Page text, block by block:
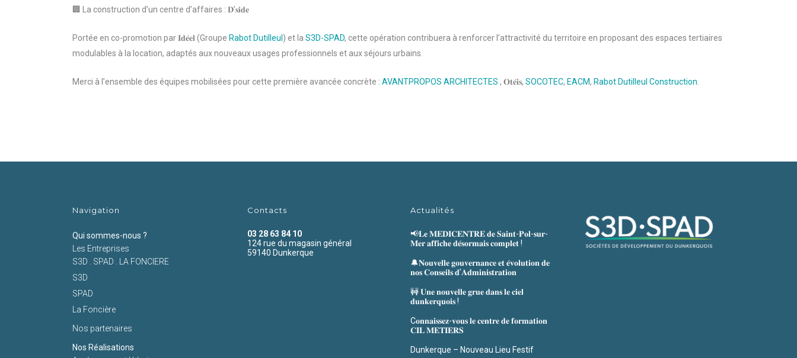
🏢 La construction d’un centre d’affaires : 𝐃’𝐬𝐢𝐝𝐞
Portée en co-promotion par 𝐈𝐝𝐞́𝐞𝐥 (Groupe Rabot Dutilleul ) et la S3D-SPAD, cette opération contribuera à renforcer l’attractivité du territoire en proposant des espaces tertiaires
modulables à la location, adaptés aux nouveaux usages professionnels et aux séjours urbains.
Merci à l’ensemble des équipes mobilisées pour cette première avancée concrète : AVANTPROPOS ARCHITECTES , 𝐎𝐭𝐞́𝐢𝐬, SOCOTEC, EACM, Rabot Dutilleul Construction.
Navigation
Qui sommes-nous ?
Les Entreprises
S3D . SPAD . LA FONCIERE
S3D
SPAD
La Foncière
Nos partenaires
Nos Réalisations
Contacts
03 28 63 84 10
124 rue du magasin général
59140 Dunkerque
Actualités
📢𝐋𝐞 𝐌𝐄𝐃𝐈𝐂𝐄𝐍𝐓𝐑𝐄 𝐝𝐞 𝐒𝐚𝐢𝐧𝐭-𝐏𝐨𝐥-𝐬𝐮𝐫-
𝐌𝐞𝐫 𝐚𝐟𝐟𝐢𝐜𝐡𝐞 𝐝𝐞́𝐬𝐨𝐫𝐦𝐚𝐢𝐬 𝐜𝐨𝐦𝐩𝐥𝐞𝐭 !
🔔𝐍𝐨𝐮𝐯𝐞𝐥𝐥𝐞 𝐠𝐨𝐮𝐯𝐞𝐫𝐧𝐚𝐧𝐜𝐞 𝐞𝐭 𝐞́𝐯𝐨𝐥𝐮𝐭𝐢𝐨𝐧 𝐝𝐞
𝐧𝐨𝐬 𝐂𝐨𝐧𝐬𝐞𝐢𝐥𝐬 𝐝’𝐀𝐝𝐦𝐢𝐧𝐢𝐬𝐭𝐫𝐚𝐭𝐢𝐨𝐧
🚧 𝐔𝐧𝐞 𝐧𝐨𝐮𝐯𝐞𝐥𝐥𝐞 𝐠𝐫𝐮𝐞 𝐝𝐚𝐧𝐬 𝐥𝐞 𝐜𝐢𝐞𝐥
𝐝𝐮𝐧𝐤𝐞𝐫𝐪𝐮𝐨𝐢𝐬 !
C𝐨𝐧𝐧𝐚𝐢𝐬𝐬𝐞𝐳-𝐯𝐨𝐮𝐬 𝐥𝐞 𝐜𝐞𝐧𝐭𝐫𝐞 𝐝𝐞 𝐟𝐨𝐫𝐦𝐚𝐭𝐢𝐨𝐧
𝐂𝐈𝐋 𝐌𝐄𝐓𝐈𝐄𝐑𝐒
Dunkerque – Nouveau Lieu Festif